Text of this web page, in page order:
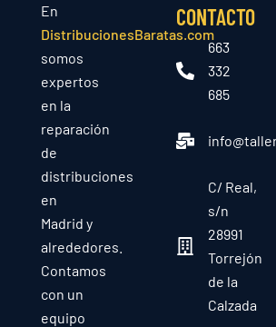
En
DistribucionesBaratas.com
somos
expertos
en la
reparación
de
distribuciones
en
Madrid y
alrededores.
Contamos
con un
equipo
CONTACTO
663
332
685
C/ Real,
s/n
28991
Torrejón
de la
Calzada